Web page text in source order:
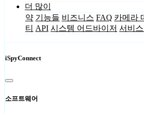
더 많이
약 기능들 비즈니스 FAQ 카메라
티 API 시스템 어드바이저 서비
iSpyConnect
소프트웨어